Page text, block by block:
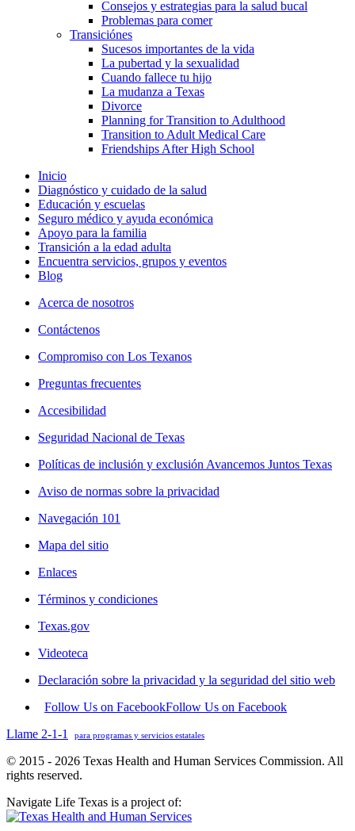
Consejos y estrategias para la salud bucal
Problemas para comer
Transiciónes
Sucesos importantes de la vida
La pubertad y la sexualidad
Cuando fallece tu hijo
La mudanza a Texas
Divorce
Planning for Transition to Adulthood
Transition to Adult Medical Care
Friendships After High School
Inicio
Diagnóstico y cuidado de la salud
Educación y escuelas
Seguro médico y ayuda económica
Apoyo para la familia
Transición a la edad adulta
Encuentra servicios, grupos y eventos
Blog
Acerca de nosotros
Contáctenos
Compromiso con Los Texanos
Preguntas frecuentes
Accesibilidad
Seguridad Nacional de Texas
Políticas de inclusión y exclusión Avancemos Juntos Texas
Aviso de normas sobre la privacidad
Navegación 101
Mapa del sitio
Enlaces
Términos y condiciones
Texas.gov
Videoteca
Declaración sobre la privacidad y la seguridad del sitio web
Follow Us on FacebookFollow Us on Facebook
Llame 2-1-1
para programas y servicios estatales
© 2015 - 2026 Texas Health and Human Services Commission. All
rights reserved.
Navigate Life Texas is a project of: